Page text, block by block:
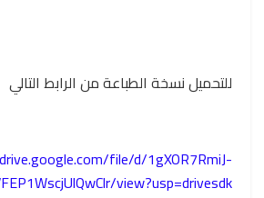
للتحميل نسخة الطباعة من الرابط التالي
file/d/1gXOR7RmiJ-
view?usp=drivesdk